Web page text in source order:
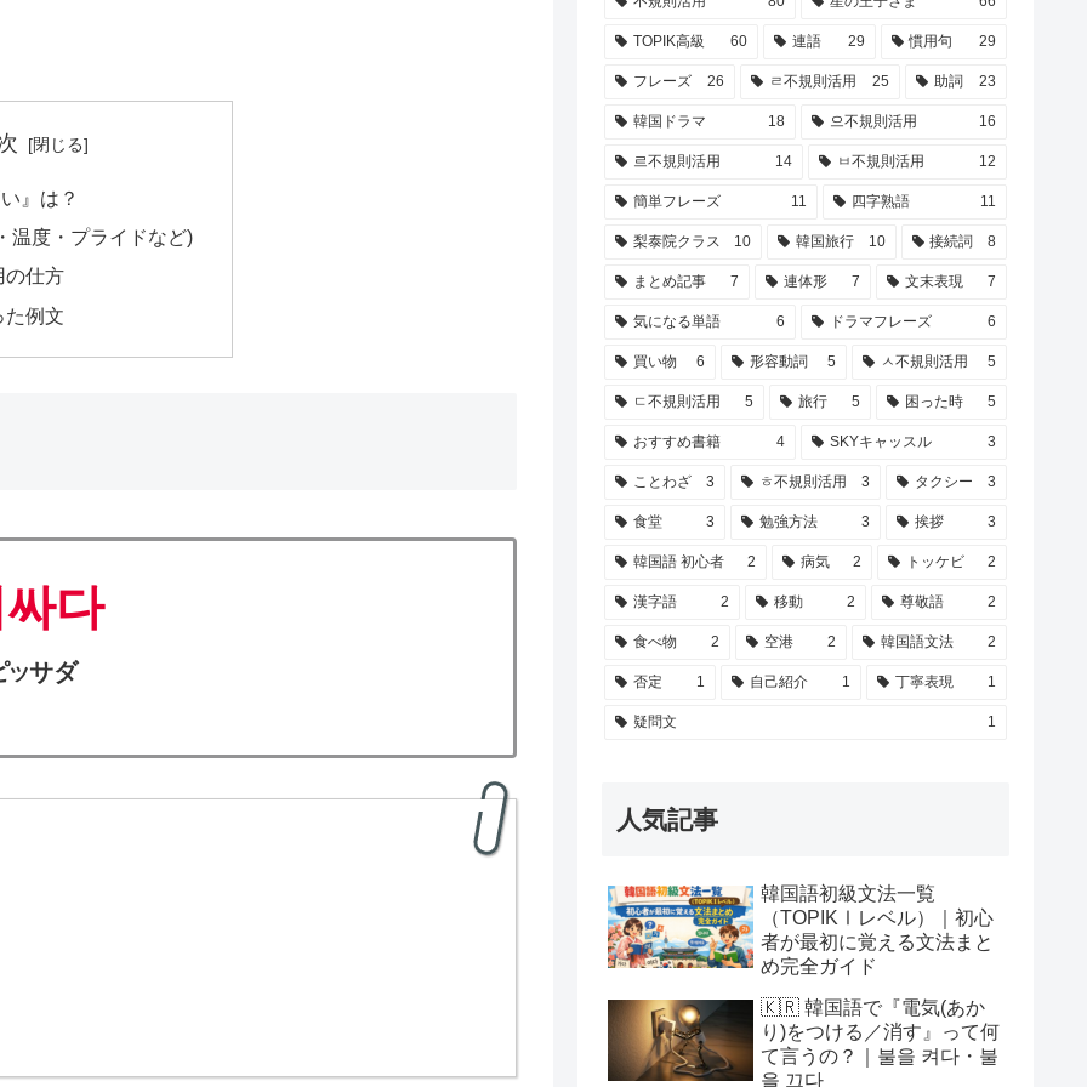
』は？
温度・プライドなど)
の仕方
た例文
다
ツサダ
TOPIK高級 60 連語 29 慣用句 29
フレーズ 26 ㄹ不規則活用 25 助詞 23
韓国ドラマ 18 으不規則活用 16
르不規則活用 14 ㅂ不規則活用 12
簡単フレーズ 11 四字熟語 11
梨泰院クラス 10 韓国旅行 10 接続詞 8
まとめ記事 7 連体形 7 文末表現 7
気になる単語 6 ドラマフレーズ 6
買い物 6 形容動詞 5 ㅅ不規則活用 5
ㄷ不規則活用 5 旅行 5 困った時 5
おすすめ書籍 4 SKYキャッスル 3
ことわざ 3 ㅎ不規則活用 3 タクシー 3
食堂 3 勉強方法 3 挨拶 3
韓国語 初心者 2 病気 2 トッケビ 2
漢字語 2 移動 2 尊敬語 2
食べ物 2 空港 2 韓国語文法 2
否定 1 自己紹介 1 丁寧表現 1
疑問文 1
人気記事
韓国語初級文法一覧
（TOPIKⅠレベル）｜初心
者が最初に覚える文法まと
め完全ガイド
🇰🇷 韓国語で『電気(あか
り)をつける／消す』って何
て言うの？｜불을 켜다・불
을 끄다